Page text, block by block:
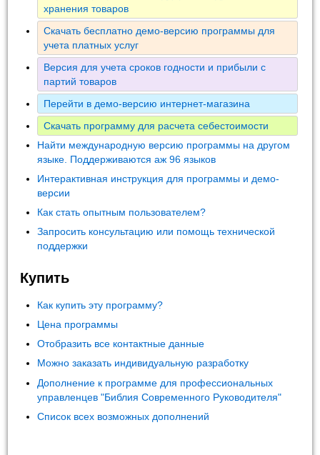
хранения товаров
Скачать бесплатно демо-версию программы для
учета платных услуг
Версия для учета сроков годности и прибыли с
партий товаров
Перейти в демо-версию интернет-магазина
Скачать программу для расчета себестоимости
Найти международную версию программы на другом
языке. Поддерживаются аж 96 языков
Интерактивная инструкция для программы и демо-
версии
Как стать опытным пользователем?
Запросить консультацию или помощь технической
поддержки
Купить
Как купить эту программу?
Цена программы
Отобразить все контактные данные
Можно заказать индивидуальную разработку
Дополнение к программе для профессиональных
управленцев "Библия Современного Руководителя"
Список всех возможных дополнений